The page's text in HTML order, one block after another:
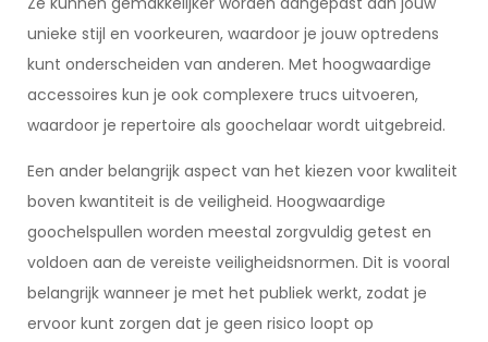
unieke stijl en voorkeuren, waardoor je jouw optredens
kunt onderscheiden van anderen. Met hoogwaardige
accessoires kun je ook complexere trucs uitvoeren,
waardoor je repertoire als goochelaar wordt uitgebreid.
Een ander belangrijk aspect van het kiezen voor kwaliteit
boven kwantiteit is de veiligheid. Hoogwaardige
goochelspullen worden meestal zorgvuldig getest en
voldoen aan de vereiste veiligheidsnormen. Dit is vooral
belangrijk wanneer je met het publiek werkt, zodat je
ervoor kunt zorgen dat je geen risico loopt op